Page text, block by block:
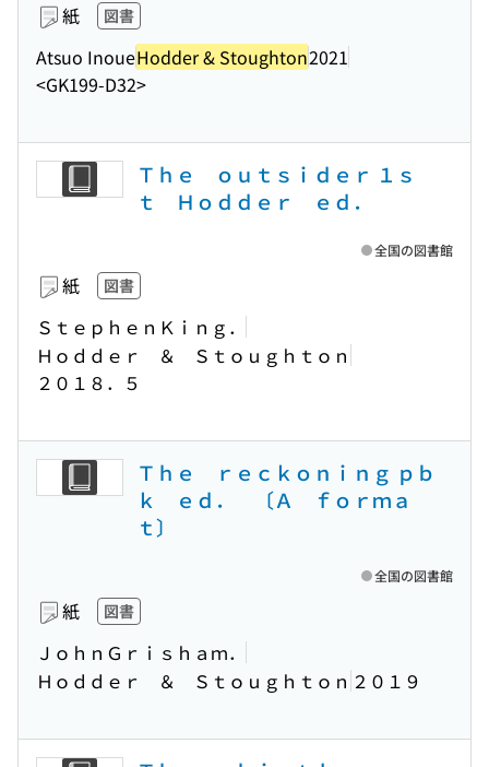
紙 図書
Atsuo InoueHodder & Stoughton2021
<GK199-D32>
Ｔｈｅ ｏｕｔｓｉｄｅｒ １ｓ
ｔ Ｈｏｄｄｅｒ ｅｄ．
紙 図書
ＳｔｅｐｈｅｎＫｉｎｇ．
Ｈｏｄｄｅｒ ＆ Ｓｔｏｕｇｈｔｏｎ
２０１８．５
全国の図書館
Ｔｈｅ ｒｅｃｋｏｎｉｎｇ ｐｂ
ｋ ｅｄ． 〔Ａ ｆｏｒｍａ
ｔ〕
紙 図書
ＪｏｈｎＧｒｉｓｈａｍ．
Ｈｏｄｄｅｒ ＆ Ｓｔｏｕｇｈｔｏｎ ２０１９
全国の図書館